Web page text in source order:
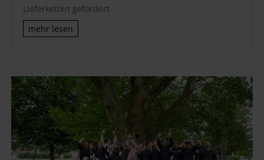
Lieferketten gefordert
mehr lesen